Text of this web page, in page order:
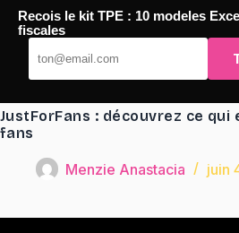
Passer
contenu
TaqTaq
JustForFans : découvrez ce
fans
Menzie Anastacia juin
Recois le kit TPE : 10 modeles
fiscales